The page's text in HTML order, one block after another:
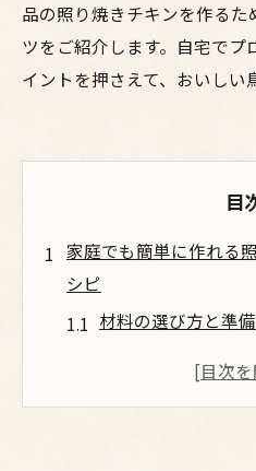
品の照り焼きチキンを作る
ツをご紹介します。自宅でプ
イントを押さえて、おいしい
目
家庭でも簡単に作れる
シピ
材料の選び方と準備
下ごしらえのポイン